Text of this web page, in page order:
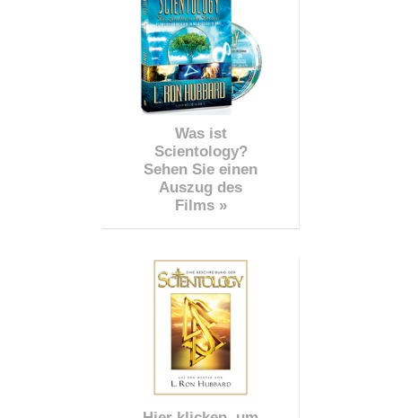
Was ist
Scientology?
Sehen Sie einen
Auszug des
Films »